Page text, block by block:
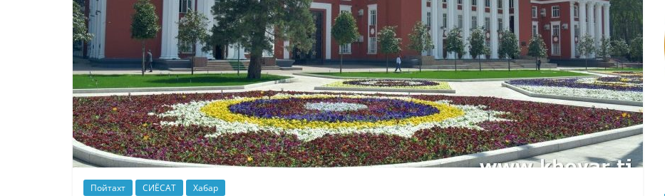
Пойтахт СИЁСАТ Хабар